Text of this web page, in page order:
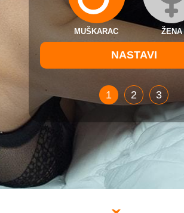
MUŠKARAC ŽENA
1 2 3